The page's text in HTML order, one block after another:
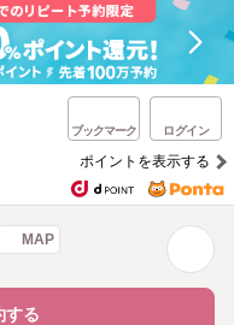
ブックマーク ログイン
ポイントを表示する
MAP
する